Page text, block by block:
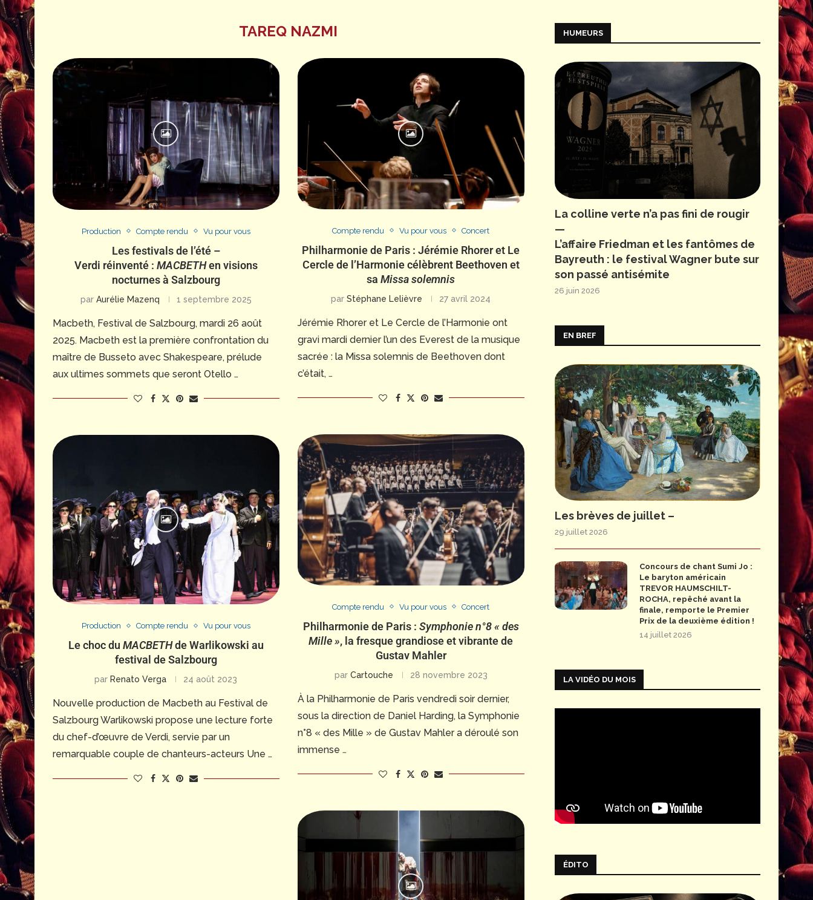
TAREQ NAZMI
Production Compte rendu Vu pour vous
Les festivals de l’été –
Verdi réinventé : MACBETHen visions
nocturnes à Salzbourg
par Aurélie Mazenq 1 septembre 2025
Macbeth, Festival de Salzbourg, mardi 26 août
2025. Macbeth est la première confrontation du
maître de Busseto avec Shakespeare, prélude
aux ultimes sommets que seront Otello …
Compte rendu Vu pour vous Concert
Philharmonie de Paris : Jérémie Rhorer et Le
Cercle de l’Harmonie célèbrent Beethoven et
saMissa solemnis
parStéphane Lelièvre 27 avril 2024
Jérémie Rhorer et Le Cercle de l’Harmonie ont
gravi mardi dernier l’un des Everest de la musique
sacrée : la Missa solemnis de Beethoven dont
c’était, …
Compte rendu Vu pour vous Concert
Philharmonie de Paris : Symphonie n°8 « des
Mille », la fresque grandiose et vibrante de
Gustav Mahler
par Cartouche 28 novembre 2023
À la Philharmonie de Paris vendredi soir dernier,
sous la direction de Daniel Harding, la Symphonie
n°8 « des Mille » de Gustav Mahler a déroulé son
immense …
Production Compte rendu Vu pour vous
Le choc du MACBETHde Warlikowski au
festival de Salzbourg
par Renato Verga 24 août 2023
Nouvelle production de Macbeth au Festival de
Salzbourg Warlikowski propose une lecture forte
du chef-d’œuvre de Verdi, servie par un
remarquable couple de chanteurs-acteurs Une …
HUMEURS
La colline verte n’a pas fini de rougir
—
L’affaire Friedman et les fantômes de
Bayreuth : le festival Wagner bute sur
son passé antisémite
26 juin 2026
EN BREF
Les brèves de juillet –
29 juillet 2026
Concours de chant Sumi Jo :
Le baryton américain
TREVOR HAUMSCHILT-
ROCHA, repêché avant la
finale, remporte le Premier
Prix de la deuxième édition !
14 juillet 2026
LA VIDÉO DU MOIS
ÉDITO